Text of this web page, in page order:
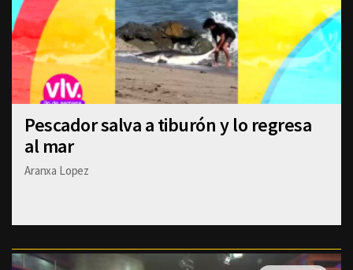
Pescador salva a tiburón y lo regresa
al mar
Aranxa Lopez